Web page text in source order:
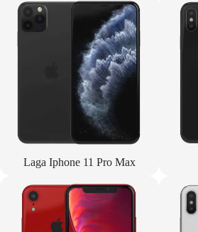
Laga Iphone 11 Pro Max